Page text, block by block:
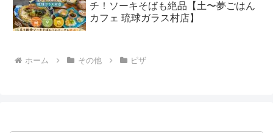
チ！ソーキそばも絶品【土〜夢ごはん
カフェ 琉球ガラス村店】
ホーム その他 ピザ